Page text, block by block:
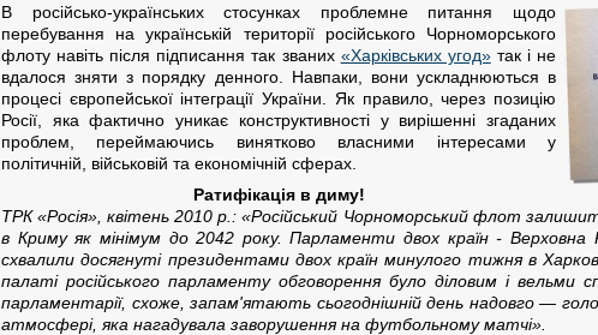
В російсько-українських стосунках проблемне питання щодо
перебування на українській території російського Чорноморського
флоту навіть після підписання так званих «Харківських угод»так і не
вдалося зняти з порядку денного. Навпаки, вони ускладнюються в
процесі європейської інтеграції України. Як правило, через позицію
Росії, яка фактично уникає конструктивності у вирішенні згаданих
проблем, переймаючись винятково власними інтересами у
політичній, військовій та економічній сферах.
Ратифікація в диму!
ТРК «Росія», квітень 2010 р.: «Російський Чорноморський флот
в Криму як мінімум до 2042 року. Парламенти двох країн -
схвалили досягнуті президентами двох країн минулого тижня в
палаті російського парламенту обговорення було діловим і вельми
парламентарії, схоже, запам'ятають сьогоднішній день надовго —
атмосфері, яка нагадувала заворушення на футбольному матчі».